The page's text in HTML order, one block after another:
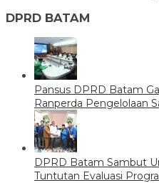
DPRD BATAM
Pansus DPRD Batam
Ranperda Pengelolaan
DPRD Batam Sambut
Tuntutan Evaluasi